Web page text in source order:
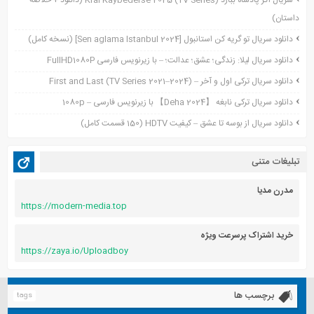
آگوست 2021
جولای 2021
ژوئن 2021
می 2021
آگوست 2020
داستان)
دانلود سریال تو گریه کن استانبول [Sen aglama Istanbul 2024] (نسخه کامل)
دانلود سریال لیلا: زندگی؛ عشق؛ عدالت؛ – با زیرنویس فارسی FullHD1080P
دانلود سریال ترکی اول و آخر – First and Last (TV Series 2021–2024)
دانلود سریال ترکی نابغه 【Deha 2024】 با زیرنویس فارسی – 1080p
دانلود سریال از بوسه تا عشق – کیفیت HDTV (150 قسمت کامل)
تبلیغات متنی
مدرن مدیا
https://modern-media.top
خرید اشتراک پرسرعت ویژه
https://zaya.io/Uploadboy
برچسب ها tags